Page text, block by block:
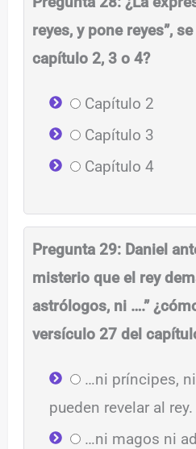
reyes, y pone reyes”,
capítulo 2, 3 o 4?
Capítulo 2
Capítulo 3
Capítulo 4
Pregunta 29: Daniel
misterio que el rey
astrólogos, ni ….”
versículo 27 del
…ni príncipes,
pueden revelar al rey.
…ni magos ni